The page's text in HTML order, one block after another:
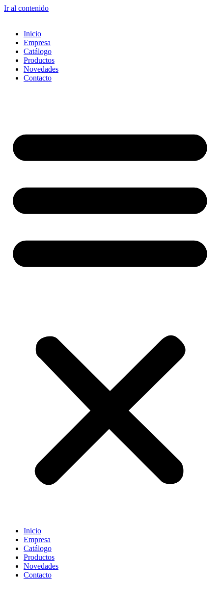
Ir al contenido
Inicio
Empresa
Catálogo
Productos
Novedades
Contacto
Inicio
Empresa
Catálogo
Productos
Novedades
Contacto